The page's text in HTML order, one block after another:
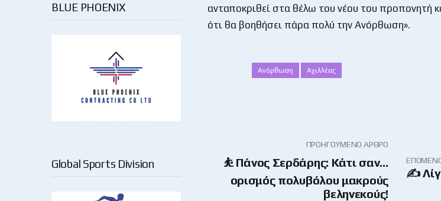
BLUE PHOENIX
Global Sports Division
ανταποκριθεί στα θέλω του νέου του προπονητή
ότι θα βοηθήσει πάρα πολύ την Ανόρθωση».
Ανόρθωση Αχιλλέας
ΠΡΟΗΓΟΎΜΕΝΟ ΆΡΘΡΟ
⛹️ Πάνος Σερδάρης: Κάτι σαν…
ορισμός πολυβόλου μακρούς
βεληνεκούς!
✍